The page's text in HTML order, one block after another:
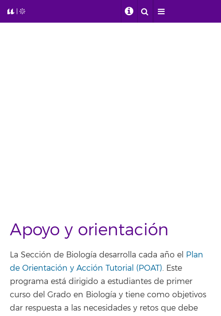
Apoyo y orientación
La Sección de Biología desarrolla cada año el Plan
de Orientación y Acción Tutorial (POAT). Este
programa está dirigido a estudiantes de primer
curso del Grado en Biología y tiene como objetivos
dar respuesta a las necesidades y retos que debe